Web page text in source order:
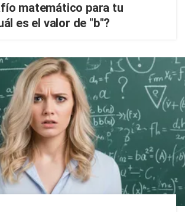
matemático para tu
es el valor de "b"?